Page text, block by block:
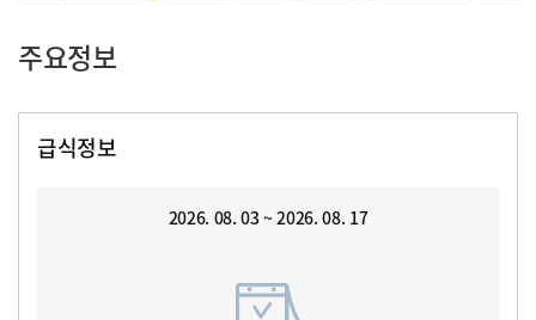
주요정보
급식정보
2026. 08. 03 ~ 2026. 08. 17